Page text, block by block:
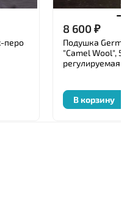
подбор тканей и
при производстве.
ТМ «German
проверке
личной номерной
перо
8 600₽
Подушка German
"Camel Wool",
регулируемая
В корзину